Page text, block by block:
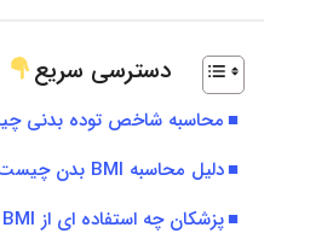
دسترسی سریع
محاسبه شاخص توده بدنی
دلیل محاسبه BMI بدن چیست؟
پزشکان چه استفاده ای از BMI دارند؟